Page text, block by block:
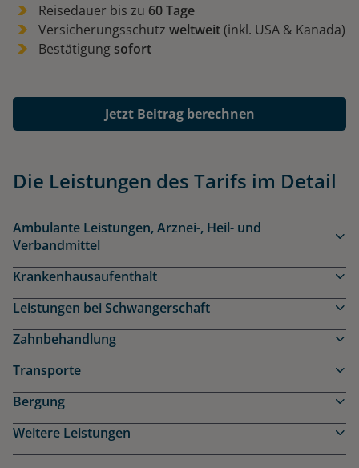
Reisedauer bis zu 60 Tage
Versicherungsschutz weltweit(inkl. USA & Kanada)
Bestätigung sofort
Jetzt Beitrag berechnen
Die Leistungen des Tarifs im Detail
Ambulante Leistungen, Arznei-, Heil- und
Verbandmittel
Krankenhausaufenthalt
Leistungen bei Schwangerschaft
Zahnbehandlung
Transporte
Bergung
Weitere Leistungen